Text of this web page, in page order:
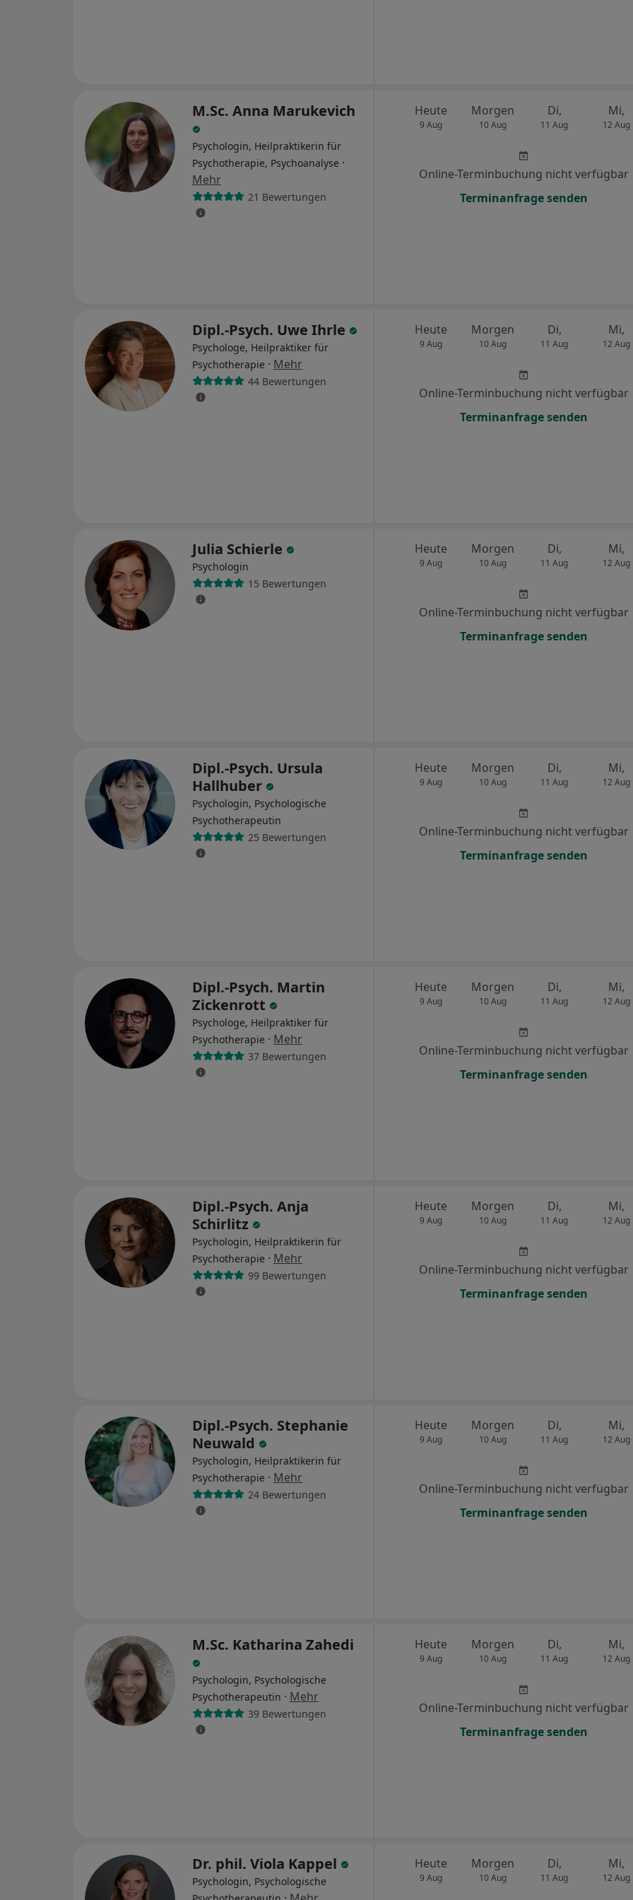
M.Sc. Anna Marukevich
Psychologin, Heilpraktikerin für
Psychotherapie, Psychoanalyse ·
Mehr
21 Bewertungen
Heute
9 Aug
Morgen
10 Aug
Di,
11 Aug
Mi,
12 Aug
Online-Terminbuchung nicht verfügbar
Terminanfrage senden
Dipl.-Psych. Uwe Ihrle
Psychologe, Heilpraktiker für
Psychotherapie · Mehr
44 Bewertungen
Heute
9 Aug
Morgen
10 Aug
Di,
11 Aug
Mi,
12 Aug
Online-Terminbuchung nicht verfügbar
Terminanfrage senden
Julia Schierle
Psychologin
15 Bewertungen
Heute
9 Aug
Morgen
10 Aug
Di,
11 Aug
Mi,
12 Aug
Online-Terminbuchung nicht verfügbar
Terminanfrage senden
Dipl.-Psych. Ursula
Hallhuber
Psychologin, Psychologische
Psychotherapeutin
25 Bewertungen
Heute
9 Aug
Morgen
10 Aug
Di,
11 Aug
Mi,
12 Aug
Online-Terminbuchung nicht verfügbar
Terminanfrage senden
Dipl.-Psych. Martin
Zickenrott
Psychologe, Heilpraktiker für
Psychotherapie · Mehr
37 Bewertungen
Heute
9 Aug
Morgen
10 Aug
Di,
11 Aug
Mi,
12 Aug
Online-Terminbuchung nicht verfügbar
Terminanfrage senden
Dipl.-Psych. Anja
Schirlitz
Psychologin, Heilpraktikerin für
Psychotherapie · Mehr
99 Bewertungen
Heute
9 Aug
Morgen
10 Aug
Di,
11 Aug
Mi,
12 Aug
Online-Terminbuchung nicht verfügbar
Terminanfrage senden
Dipl.-Psych. Stephanie
Neuwald
Psychologin, Heilpraktikerin für
Psychotherapie · Mehr
24 Bewertungen
Heute
9 Aug
Morgen
10 Aug
Di,
11 Aug
Mi,
12 Aug
Online-Terminbuchung nicht verfügbar
Terminanfrage senden
M.Sc. Katharina Zahedi
Psychologin, Psychologische
Psychotherapeutin · Mehr
39 Bewertungen
Heute
9 Aug
Morgen
10 Aug
Di,
11 Aug
Mi,
12 Aug
Online-Terminbuchung nicht verfügbar
Terminanfrage senden
Dr. phil. Viola Kappel
Psychologin, Psychologische
Heute
9 Aug
Morgen
10 Aug
Di,
11 Aug
Mi,
12 Aug